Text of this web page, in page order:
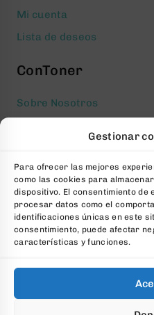
Gestionar
Para ofrecer las mejores
como las cookies para
dispositivo. El consentimiento
procesar datos como el
identificaciones únicas en este
consentimiento, puede afectar
características y funciones.
Mi cuenta
Lista de deseos
ConToner
Sobre Nosotros
Política de cookies
Condiciones generales
Contacto
FAQs